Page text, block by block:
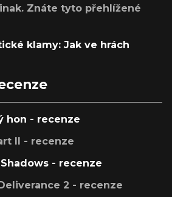
Znáte tyto přehlížené
klamy: Jak ve hrách
hon - recenze
II - recenze
- recenze
2 - recenze